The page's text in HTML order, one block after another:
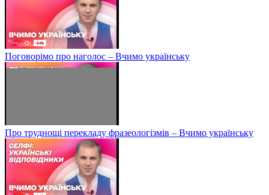
Поговорімо про наголос – Вчимо українську
Про труднощі перекладу фразеологізмів – Вчимо українську